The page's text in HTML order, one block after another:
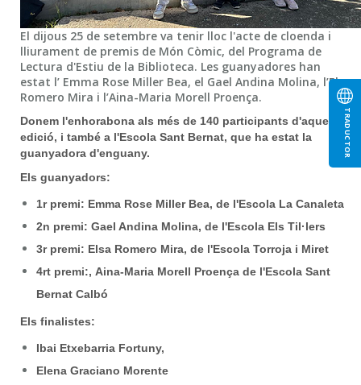
TRADUCTOR
El dijous 25 de setembre va tenir lloc l'acte de cloenda i
lliurament de premis de Món Còmic, del Programa de
Lectura d'Estiu de la Biblioteca. Les guanyadores han
estat l’ Emma Rose Miller Bea, el Gael Andina Molina, l’Elsa
Romero Mira i l’Aina-Maria Morell Proença.
Donem l'enhorabona als més de 140 participants d'aquesta
edició, i també a l'Escola Sant Bernat, que ha estat la
guanyadora d'enguany.
Els guanyadors:
1r premi: Emma Rose Miller Bea, de l'Escola La Canaleta
2n premi: Gael Andina Molina, de l'Escola Els Til·lers
3r premi: Elsa Romero Mira, de l'Escola Torroja i Miret
4rt premi:, Aina-Maria Morell Proença de l'Escola Sant
Bernat Calbó
Els finalistes:
Ibai Etxebarria Fortuny,
Elena Graciano Morente